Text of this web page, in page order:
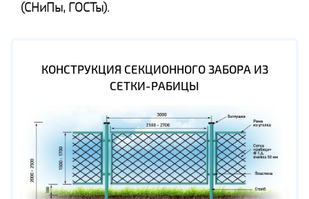
(СНиПы, ГОСТы).
КОНСТРУКЦИЯ СЕКЦИОННОГО ЗАБОРА ИЗ
СЕТКИ-РАБИЦЫ